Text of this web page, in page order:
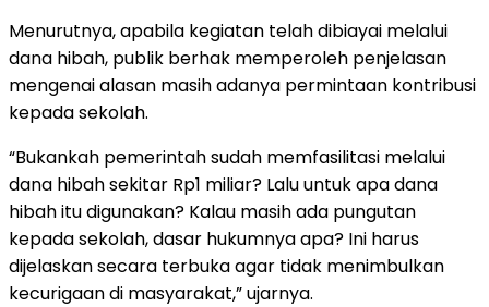
Menurutnya, apabila kegiatan telah dibiayai melalui
dana hibah, publik berhak memperoleh penjelasan
mengenai alasan masih adanya permintaan kontribusi
kepada sekolah.
“Bukankah pemerintah sudah memfasilitasi melalui
dana hibah sekitar Rp1 miliar? Lalu untuk apa dana
hibah itu digunakan? Kalau masih ada pungutan
kepada sekolah, dasar hukumnya apa? Ini harus
dijelaskan secara terbuka agar tidak menimbulkan
kecurigaan di masyarakat,” ujarnya.